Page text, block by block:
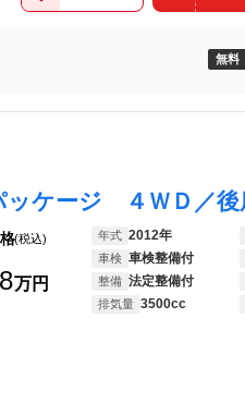
無料
(税込)
8万円
年式 2012年
車検 車検整備付
整備 法定整備付
排気量 3500cc